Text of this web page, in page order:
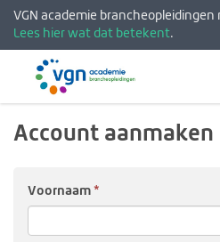
VGN academie
Lees hier wat dat betekent.
Menu
Account aanmaken
Voor­naam